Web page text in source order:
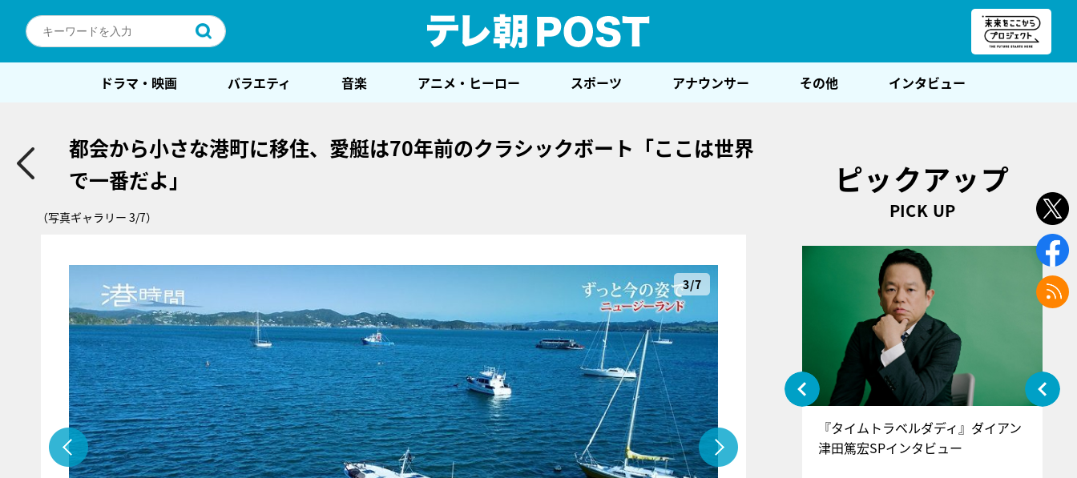
ドラマ・映画 バラエティ 音楽 アニメ・ヒーロー スポーツ アナウンサー その他 インタビュー
都会から小さな港町に移住、愛艇は70年前のクラシックボート「ここは世界
で一番だよ」
（写真ギャラリー 3/7）
3/7
ピックアップ
PICK UP
『アイ＝ラブ！げーみんぐ』＝LOV
E齋藤樹愛羅＆佐々木舞香SPインタ
ビュー
『タイムトラベルダディ』ダイアン
津田篤宏SPインタビュー